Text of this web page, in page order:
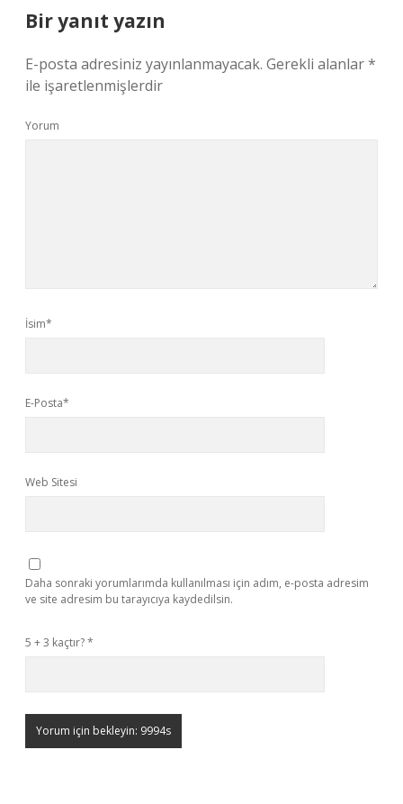
Bir yanıt yazın
E-posta adresiniz yayınlanmayacak. Gerekli alanlar*
ile işaretlenmişlerdir
Yorum
İsim*
E-Posta*
Web Sitesi
Daha sonraki yorumlarımda kullanılması için adım, e-posta adresim
ve site adresim bu tarayıcıya kaydedilsin.
5 + 3 kaçtır?*